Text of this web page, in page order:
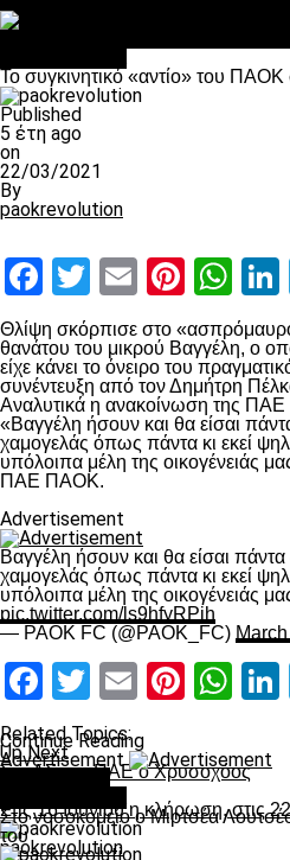
Το συγκινητικό «αντίο» του ΠΑΟΚ
Published
5 έτη ago
on
22/03/2021
By
paokrevolution
Facebook
Twitter
Email
Θλίψη σκόρπισε στο
θανάτου του μικρού Βαγγέλη, ο
είχε κάνει το όνειρο του
συνέντευξη από τον Δημήτρη
Αναλυτικά η ανακοίνωση της
«Βαγγέλη ήσουν και θα είσαι
χαμογελάς όπως πάντα κι εκεί
υπόλοιπα μέλη της οικογένειάς
ΠΑΕ ΠΑΟΚ.
Advertisement
Βαγγέλη ήσουν και θα είσαι
χαμογελάς όπως πάντα κι εκεί
υπόλοιπα μέλη της οικογένειάς
pic.twitter.com/ls9hfyRPih
— PAOK FC (@PAOK_FC)
Facebook
Twitter
Email
Related Topics:
Up Next
Στο ΔΣ της ΠΑΕ ο Χρυσοχόος
Στις 16 Ιουνίου η κλήρωση, στις
paokrevolution
Continue Reading
Advertisement
Στο νοσοκομείο ο Μιρτσέα
του